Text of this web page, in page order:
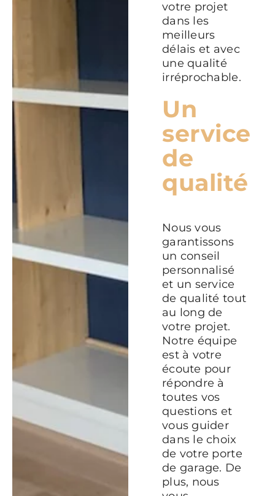
votre projet
dans les
meilleurs
délais et avec
une qualité
irréprochable.
Un
service
de
qualité
Nous vous
garantissons
un conseil
personnalisé
et un service
de qualité tout
au long de
votre projet.
Notre équipe
est à votre
écoute pour
répondre à
toutes vos
questions et
vous guider
dans le choix
de votre porte
de garage. De
plus, nous